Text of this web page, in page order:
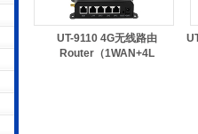
UT-9110 4G无线路由
Router（1WAN+4L